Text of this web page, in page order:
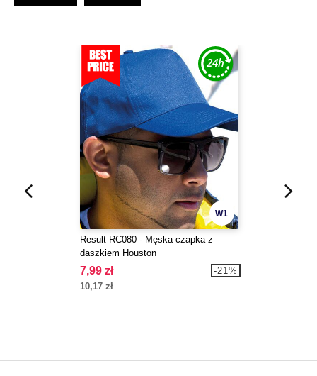
W1
Result RC080 - Męska czapka z
daszkiem Houston
7,99 zł
10,17 zł
-21%